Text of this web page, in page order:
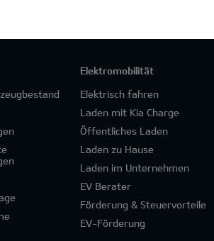
Elektromobilität
Elektrisch fahren
Laden mit Kia Charge
Öffentliches Laden
Laden zu Hause
Laden im Unternehmen
EV Berater
Förderung & Steuervorteile
EV-Förderung